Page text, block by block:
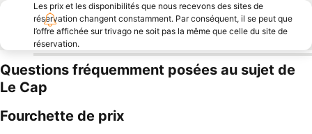
Les prix et les disponibilités que nous recevons des sites de
réservation changent constamment. Par conséquent, il se peut que
l’offre affichée sur trivago ne soit pas la même que celle du site de
réservation.
Questions fréquemment posées au sujet de
Le Cap
Fourchette de prix